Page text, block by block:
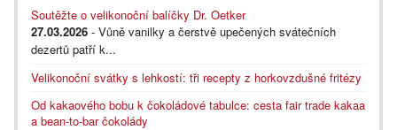
Soutěžte o velikonoční balíčky Dr. Oetker
27.03.2026 - Vůně vanilky a čerstvě upečených svátečních
dezertů patří k...
Velikonoční svátky s lehkostí: tři recepty z horkovzdušné fritézy
Od kakaového bobu k čokoládové tabulce: cesta fair trade kakaa
a bean-to-bar čokolády